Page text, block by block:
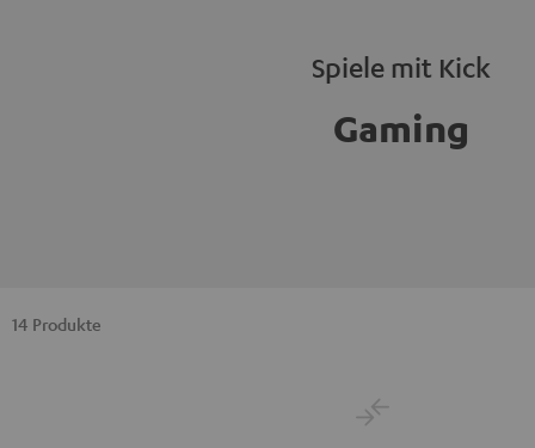
Spiele mit Kick
Gaming
14 Produkte